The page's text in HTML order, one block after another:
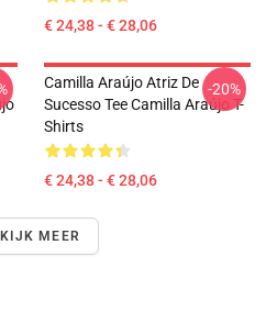
€ 24,38 - € 28,06
Camilla Araújo Atriz De
Sucesso Tee Camilla Araújo T-
Shirts
€ 24,38 - € 28,06
-20%
MEER